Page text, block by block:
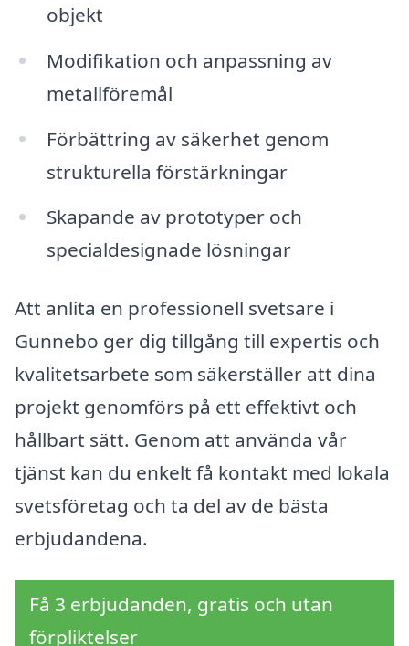
objekt
Modifikation och anpassning av
metallföremål
Förbättring av säkerhet genom
strukturella förstärkningar
Skapande av prototyper och
specialdesignade lösningar
Att anlita en professionell svetsare i
Gunnebo ger dig tillgång till expertis och
kvalitetsarbete som säkerställer att dina
projekt genomförs på ett effektivt och
hållbart sätt. Genom att använda vår
tjänst kan du enkelt få kontakt med lokala
svetsföretag och ta del av de bästa
erbjudandena.
Få 3 erbjudanden, gratis och utan
förpliktelser